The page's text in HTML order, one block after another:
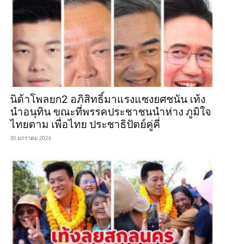
นิด้าโพลยก2 อภิสิทธิ์มาแรงแซงยศชนัน เท้ง
นำอนุทิน ขณะที่พรรคประชาชนนำห่าง ภูมิใจ
ไทยตาม เพื่อไทย ประชาธิปัตย์คู่คี่
30 มกราคม 2026